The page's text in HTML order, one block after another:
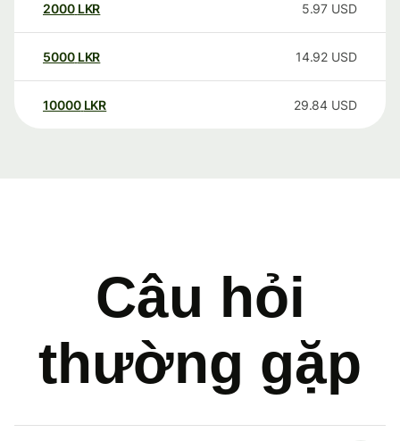
2000 LKR 5.97 USD
5000 LKR 14.92 USD
10000 LKR 29.84 USD
Câu hỏi
thường gặp